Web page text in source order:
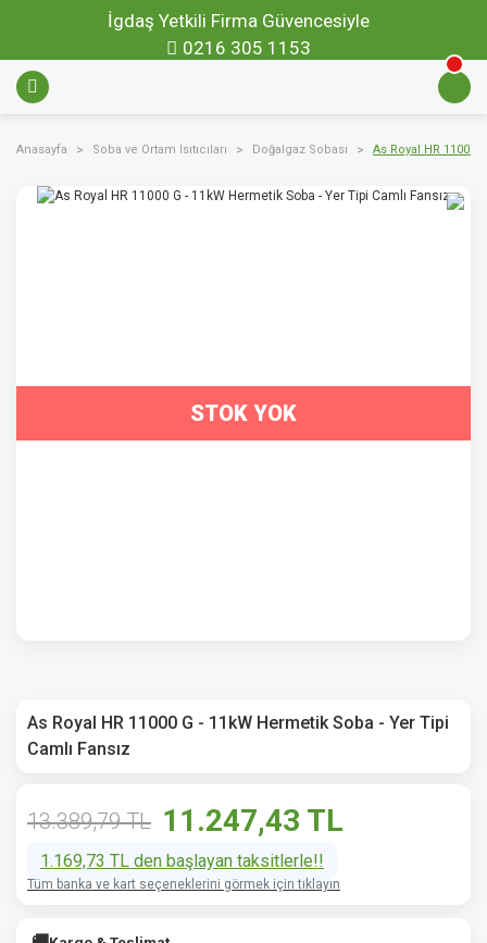
İgdaş Yetkili Firma Güvencesiyle
0216 305 1153
Anasayfa Soba ve Ortam Isıtıcıları Doğalgaz Sobası As Royal HR 11000
STOK YOK
As Royal HR 11000 G - 11kW Hermetik Soba - Yer Tipi
Camlı Fansız
13.389,79 TL 11.247,43 TL
1.169,73 TL den başlayan taksitlerle!!
Tüm banka ve kart seçeneklerini görmek için tıklayın